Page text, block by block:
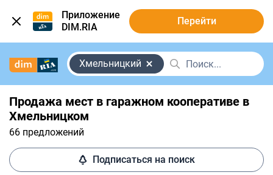
Приложение
DIM.RIA
Перейти
Хмельницкий
Продажа мест в гаражном кооперативе в
Хмельницком
66 предложений
Подписаться на поиск